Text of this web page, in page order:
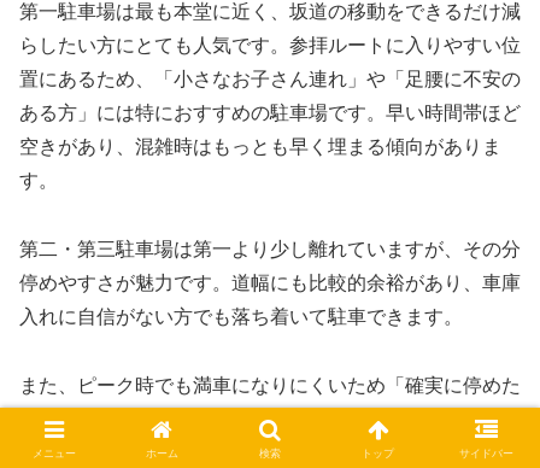
第一駐車場は最も本堂に近く、坂道の移動をできるだけ減
らしたい方にとても人気です。参拝ルートに入りやすい位
置にあるため、「小さなお子さん連れ」や「足腰に不安の
ある方」には特におすすめの駐車場です。早い時間帯ほど
空きがあり、混雑時はもっとも早く埋まる傾向がありま
す。
第二・第三駐車場は第一より少し離れていますが、その分
停めやすさが魅力です。道幅にも比較的余裕があり、車庫
入れに自信がない方でも落ち着いて駐車できます。
また、ピーク時でも満車になりにくいため「確実に停めた
い」という方には安心できる選択肢になります。参道まで
の距離は多少ありますが、季節によっては道中の景色も美
メニュー ホーム 検索 トップ サイドバー